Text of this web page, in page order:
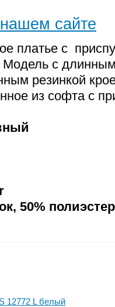
сайте
платье с
Модель с
резинкой
из софта с
50% полиэстер
12772 L белый